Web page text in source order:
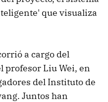
que visualiza
a cargo del
profesor Liu Wei, en
del Instituto de
Juntos han